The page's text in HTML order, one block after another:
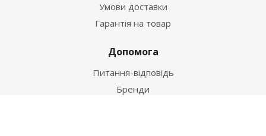
Умови доставки
Гарантія на товар
Допомога
Питання-відповідь
Бренди